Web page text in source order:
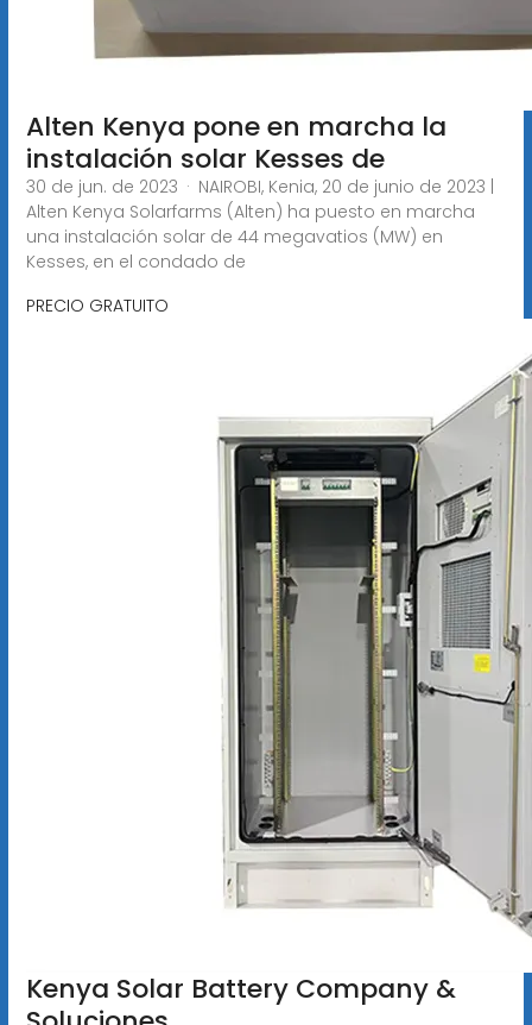
Alten Kenya pone en marcha la
instalación solar Kesses de
30 de jun. de 2023 · NAIROBI, Kenia, 20 de junio de 2023 |
Alten Kenya Solarfarms (Alten) ha puesto en marcha
una instalación solar de 44 megavatios (MW) en
Kesses, en el condado de
PRECIO GRATUITO
Kenya Solar Battery Company &